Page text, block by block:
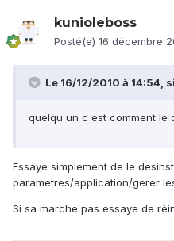
kunioleboss
Posté(e) 16 décembre
Le 16/12/2010 à 14:54,
quelqu un c est comment le
Essaye simplement de le
parametres/application/gerer
Si sa marche pas essaye de